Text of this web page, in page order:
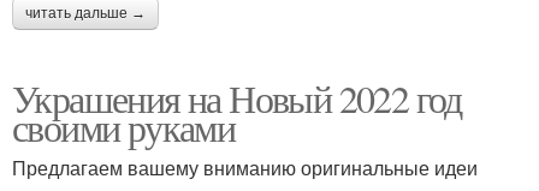
читать дальше →
Украшения на Новый 2022 год
своими руками
Предлагаем вашему вниманию оригинальные идеи